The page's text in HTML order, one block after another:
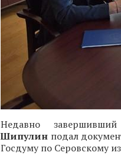
Недавно
Шипулин подал
Госдуму по Серовскому